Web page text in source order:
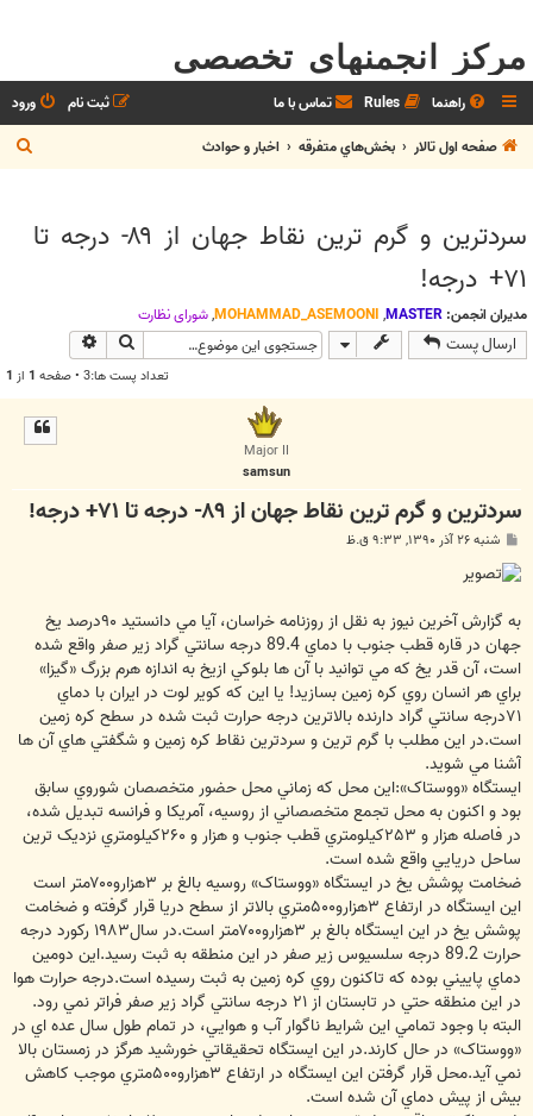
مرکز انجمنهای تخصصی
راهنما Rules تماس با ما ورود
ثبت نام
صفحه اول تالار
بخش‌‌هاي متفرقه اخبار و حوادث
س
سردترين و گرم ترين نقاط جهان از ۸۹- درجه تا
۷۱+ درجه!
مدیران انجمن: MASTER
,
MOHAMMAD_ASEMOONI
,شوراي نظارت
ارسال پست جستجو
تعداد پست ها:3 • صفحه 1 از 1
Major II
samsun
سردترين و گرم ترين نقاط جهان از ۸۹- درجه تا ۷۱+ درجه!
ت
شنبه ۲۶ آذر ۱۳۹۰, ۹:۳۳ ق.ظ
به گزارش آخرین نیوز به نقل از روزنامه خراسان، آيا مي دانستيد ۹۰درصد يخ
جهان در قاره قطب جنوب با دماي 89.4 درجه سانتي گراد زير صفر واقع شده
است، آن قدر يخ که مي توانيد با آن ها بلوکي ازيخ به اندازه هرم بزرگ «گيزا»
براي هر انسان روي کره زمين بسازيد! يا اين که کوير لوت در ايران با دماي
۷۱درجه سانتي گراد دارنده بالاترين درجه حرارت ثبت شده در سطح کره زمين
است.در اين مطلب با گرم ترين و سردترين نقاط کره زمين و شگفتي هاي آن ها
آشنا مي شويد.
ايستگاه «ووستاک»:اين محل که زماني محل حضور متخصصان شوروي سابق
بود و اکنون به محل تجمع متخصصاني از روسيه، آمريکا و فرانسه تبديل شده،
در فاصله هزار و ۲۵۳کيلومتري قطب جنوب و هزار و ۲۶۰کيلومتري نزديک ترين
ساحل دريايي واقع شده است.
ضخامت پوشش يخ در ايستگاه «ووستاک» روسيه بالغ بر ۳هزارو۷۰۰متر است
اين ايستگاه در ارتفاع ۳هزارو۵۰۰متري بالاتر از سطح دريا قرار گرفته و ضخامت
پوشش يخ در اين ايستگاه بالغ بر ۳هزارو۷۰۰متر است.در سال۱۹۸۳ رکورد درجه
حرارت 89.2 درجه سلسيوس زير صفر در اين منطقه به ثبت رسيد.اين دومين
دماي پاييني بوده که تاکنون روي کره زمين به ثبت رسيده است.درجه حرارت هوا
در اين منطقه حتي در تابستان از ۲۱ درجه سانتي گراد زير صفر فراتر نمي رود.
البته با وجود تمامي اين شرايط ناگوار آب و هوايي، در تمام طول سال عده اي در
«ووستاک» در حال کارند.در اين ايستگاه تحقيقاتي خورشيد هرگز در زمستان بالا
نمي آيد.محل قرار گرفتن اين ايستگاه در ارتفاع ۳هزارو۵۰۰متري موجب کاهش
بيش از پيش دماي آن شده است.